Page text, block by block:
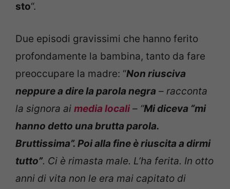
sto“.
Due episodi gravissimi che hanno ferito
profondamente la bambina, tanto da fare
preoccupare la madre: “Non riusciva
neppure a dire la parola negra – racconta
la signora ai media locali – “Mi diceva “mi
hanno detto una brutta parola.
Bruttissima”. Poi alla fine è riuscita a dirmi
tutto”. Ci è rimasta male. L’ha ferita. In otto
anni di vita non le era mai capitato di